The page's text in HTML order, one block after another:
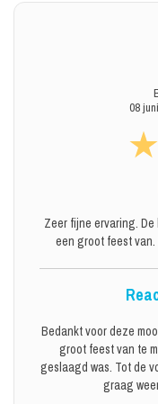
08
Zeer fijne ervaring.
een groot feest
Bedankt voor deze
groot feest van te
geslaagd was. Tot de
graag